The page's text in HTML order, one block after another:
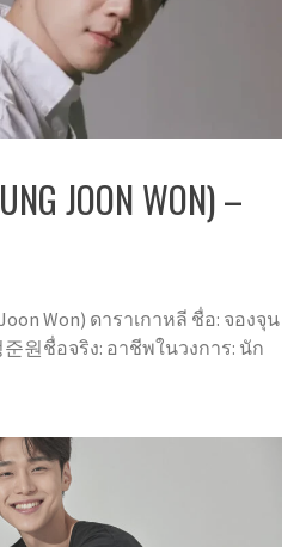
JOON WON) –
Won) ดาราเกาหลี ชื่อ: จองจุน
준원ชื่อจริง: อาชีพในวงการ: นัก